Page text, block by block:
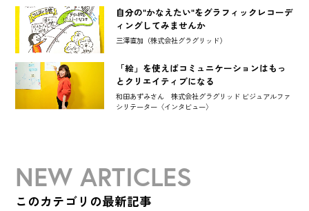
自分の"かなえたい"をグラフィックレコーデ
ィングしてみませんか
三澤直加（株式会社グラグリッド）
「絵」を使えばコミュニケーションはもっ
とクリエイティブになる
和田あずみさん 株式会社グラグリッド ビジュアルファ
シリテーター〈インタビュー〉
NEW ARTICLES
このカテゴリの最新記事